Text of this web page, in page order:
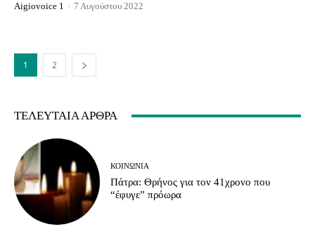
Aigiovoice 1 - 7 Αυγούστου 2022
1 2
ΤΕΛΕΥΤΑΊΑ ΆΡΘΡΑ
ΚΟΙΝΩΝΊΑ
Πάτρα: Θρήνος για τον 41χρονο που
“έφυγε” πρόωρα